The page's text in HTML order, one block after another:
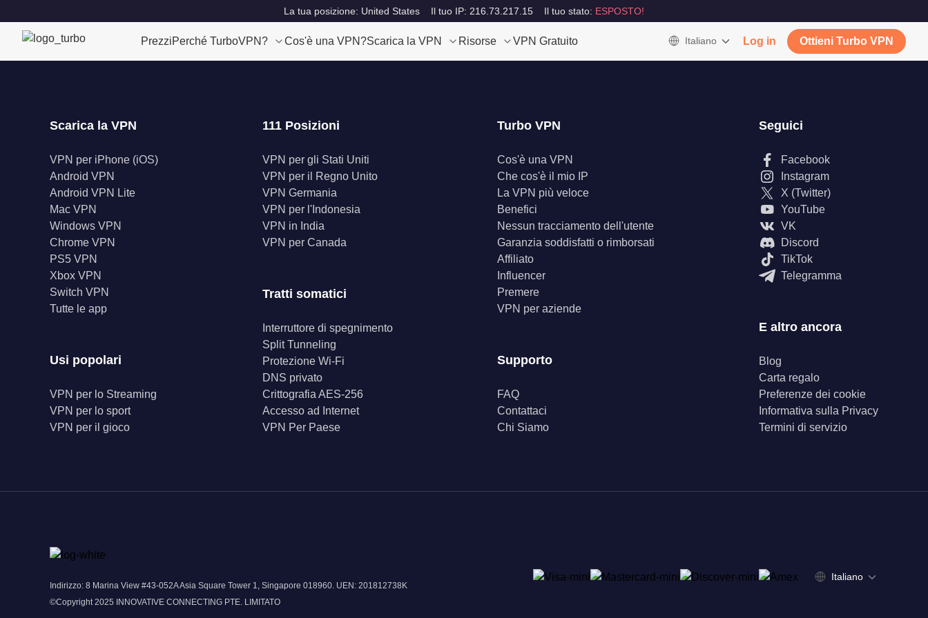
La tua posizione: United States Il tuo IP: 216.73.217.15 Il tuo stato: ESPOSTO!
PrezziPerché TurboVPN? Cos'è una VPN?Scarica la VPN Risorse VPN Gratuito Italiano Log in Ottieni Turbo VPN
Scarica la VPN
VPN per iPhone (iOS)
Android VPN
Android VPN Lite
Mac VPN
Windows VPN
Chrome VPN
PS5 VPN
Xbox VPN
Switch VPN
Tutte le app
Usi popolari
VPN per lo Streaming
VPN per lo sport
VPN per il gioco
111 Posizioni
VPN per gli Stati Uniti
VPN per il Regno Unito
VPN Germania
VPN per l'Indonesia
VPN in India
VPN per Canada
Tratti somatici
Interruttore di spegnimento
Split Tunneling
Protezione Wi-Fi
DNS privato
Crittografia AES-256
Accesso ad Internet
VPN Per Paese
Turbo VPN
Cos'è una VPN
Che cos'è il mio IP
La VPN più veloce
Benefici
Nessun tracciamento dell'utente
Garanzia soddisfatti o rimborsati
Affiliato
Influencer
Premere
VPN per aziende
Supporto
FAQ
Contattaci
Chi Siamo
Seguici
Facebook
Instagram
X (Twitter)
YouTube
VK
Discord
TikTok
Telegramma
E altro ancora
Blog
Carta regalo
Preferenze dei cookie
Informativa sulla Privacy
Termini di servizio
Indirizzo: 8 Marina View #43-052A Asia Square Tower 1, Singapore 018960. UEN: 201812738K
©Copyright 2025 INNOVATIVE CONNECTING PTE. LIMITATO
Italiano